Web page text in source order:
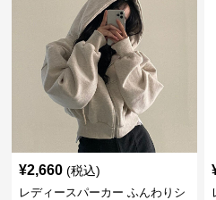
¥2,660 (税込)
レディースパーカー ふんわりシ